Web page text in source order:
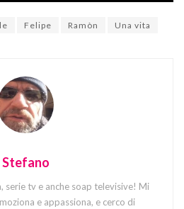
Felipe Ramòn Una vita
Stefano
serie tv e anche soap televisive! Mi
e appassiona, e cerco di